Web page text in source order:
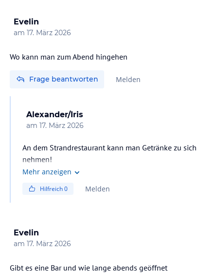
und öfter mal Hunger haben. Zum Wetterim Kuli/August
kann ich nix sagen
Evelin
am 17. März 2026
Wo kann man zum Abend hingehen
Frage beantworten Melden
Alexander/Iris
am 17. März 2026
An dem Strandrestaurant kann man Getränke zu sich
nehmen!
Am Strand entlang gibt es Restaurants/Bar ,das gleiche
gibt es gute Restaurants, Bars, SkyBars,Nachtcafes.
Mehr anzeigen
Hilfreich0 Melden
Evelin
am 17. März 2026
Gibt es eine Bar und wie lange abends geöffnet